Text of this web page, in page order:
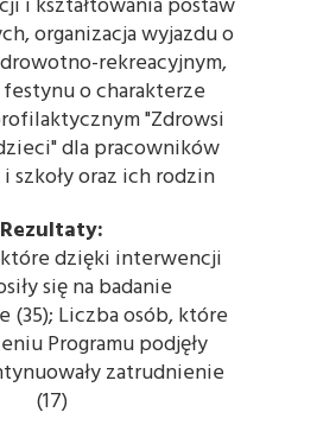
i kształtowania postaw
organizacja wyjazdu o
rekreacyjnym,
o charakterze
"Zdrowsi
dla pracowników
szkoły oraz ich rodzin
Rezultaty:
dzięki interwencji
się na badanie
Liczba osób, które
Programu podjęły
zatrudnienie
(17)